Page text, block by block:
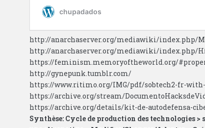
http://anarchaserver.org/mediawiki/index.php/
http://anarchaserver.org/mediawiki/index.php/
https://feminism.memoryoftheworld.org/
http://gynepunk.tumblr.com/
https://www.ritimo.org/IMG/pdf/sobtech2-fr-with-
https://archive.org/stream/
https://archive.org/details/kit-de-autodefensa-
Synthèse: Cycle de production des technologies